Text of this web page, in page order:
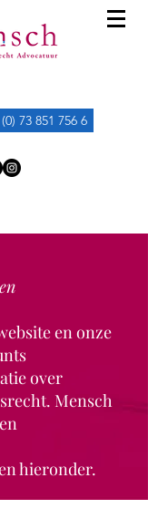
73 851 756 6
en onze
over
Mensch
hieronder.